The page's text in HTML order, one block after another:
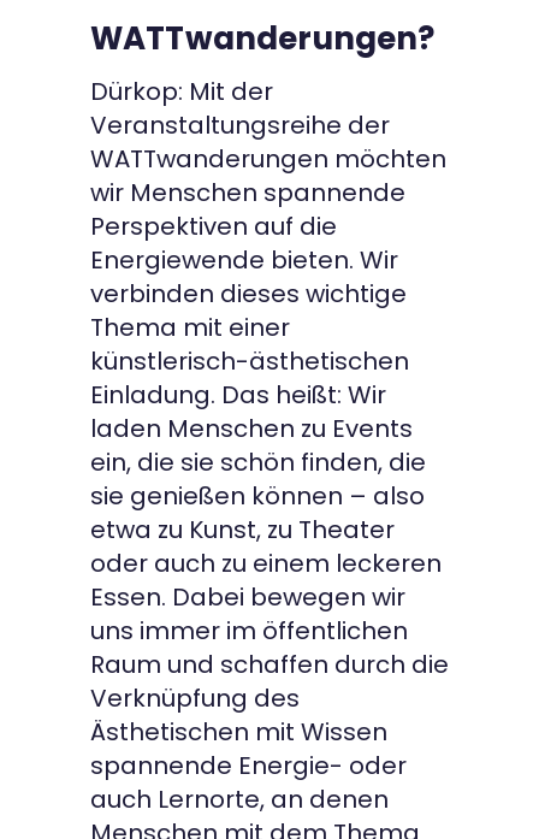
WATTwanderungen?
Dürkop: Mit der
Veranstaltungsreihe der
WATTwanderungen möchten
wir Menschen spannende
Perspektiven auf die
Energiewende bieten. Wir
verbinden dieses wichtige
Thema mit einer
künstlerisch-ästhetischen
Einladung. Das heißt: Wir
laden Menschen zu Events
ein, die sie schön finden, die
sie genießen können – also
etwa zu Kunst, zu Theater
oder auch zu einem leckeren
Essen. Dabei bewegen wir
uns immer im öffentlichen
Raum und schaffen durch die
Verknüpfung des
Ästhetischen mit Wissen
spannende Energie- oder
auch Lernorte, an denen